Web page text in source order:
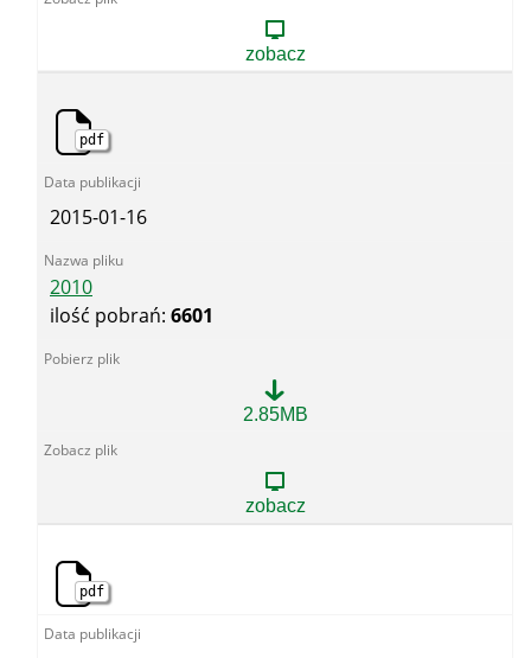
zobacz
pdf
2015-01-16
2010
ilość pobrań: 6601
2.85MB
zobacz
pdf